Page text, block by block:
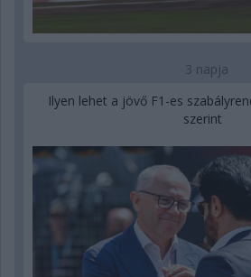
3 napja
Ilyen lehet a jövő F1-es
szerint